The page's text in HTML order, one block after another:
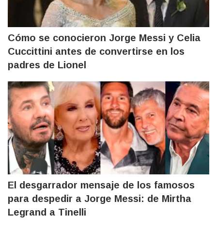
Cómo se conocieron Jorge Messi y Celia
Cuccittini antes de convertirse en los
padres de Lionel
El desgarrador mensaje de los famosos
para despedir a Jorge Messi: de Mirtha
Legrand a Tinelli